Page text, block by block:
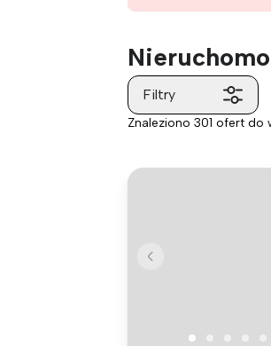
Filtry
Znaleziono 301 ofert do